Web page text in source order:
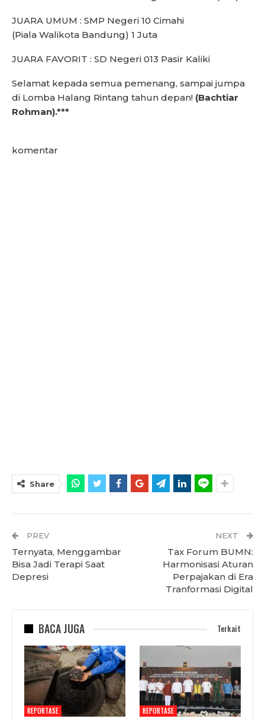
JUARA UMUM : SMP Negeri 10 Cimahi
(Piala Walikota Bandung) 1 Juta
JUARA FAVORIT : SD Negeri 013 Pasir Kaliki
Selamat kepada semua pemenang, sampai jumpa
di Lomba Halang Rintang tahun depan! (Bachtiar
Rohman).***
komentar
Share
PREV
Ternyata, Menggambar
Bisa Jadi Terapi Saat
Depresi
NEXT
Tax Forum BUMN:
Harmonisasi Aturan
Perpajakan di Era
Tranformasi Digital
BACA JUGA Terkait
REPORTASE REPORTASE